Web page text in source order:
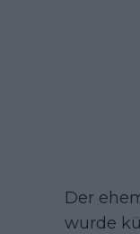
Der
wurde